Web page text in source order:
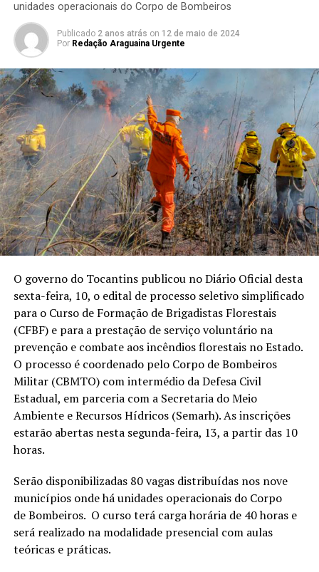
unidades operacionais do Corpo de Bombeiros
Publicado 2 anos atrás on 12 de maio de 2024
Por Redação Araguaina Urgente
O governo do Tocantins publicou no Diário Oficial desta
sexta-feira, 10, o edital de processo seletivo simplificado
para o Curso de Formação de Brigadistas Florestais
(CFBF) e para a prestação de serviço voluntário na
prevenção e combate aos incêndios florestais no Estado.
O processo é coordenado pelo Corpo de Bombeiros
Militar (CBMTO) com intermédio da Defesa Civil
Estadual, em parceria com a Secretaria do Meio
Ambiente e Recursos Hídricos (Semarh). As inscrições
estarão abertas nesta segunda-feira, 13, a partir das 10
horas.
Serão disponibilizadas 80 vagas distribuídas nos nove
municípios onde há unidades operacionais do Corpo
de Bombeiros. O curso terá carga horária de 40 horas e
será realizado na modalidade presencial com aulas
teóricas e práticas.